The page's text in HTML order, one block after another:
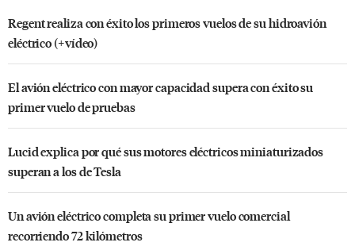
Regent realiza con éxito los primeros vuelos de su hidroavión
eléctrico (+vídeo)
El avión eléctrico con mayor capacidad supera con éxito su
primer vuelo de pruebas
Lucid explica por qué sus motores eléctricos miniaturizados
superan a los de Tesla
Un avión eléctrico completa su primer vuelo comercial
recorriendo 72 kilómetros